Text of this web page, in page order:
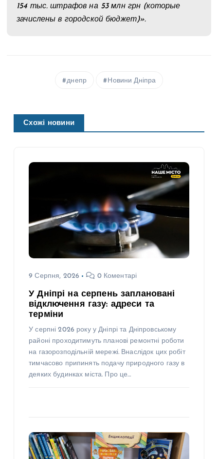
154 тыс. штрафов на 53 млн грн (которые
зачислены в городской бюджет)».
днепр Новини Дніпра
Схожі новини
9 Серпня, 2026 0 Коментарі
У Дніпрі на серпень заплановані
відключення газу: адреси та
терміни
У серпні 2026 року у Дніпрі та Дніпровському
районі проходитимуть планові ремонтні роботи
на газорозподільній мережі. Внаслідок цих робіт
тимчасово припинять подачу природного газу в
деяких будинках міста. Про це…